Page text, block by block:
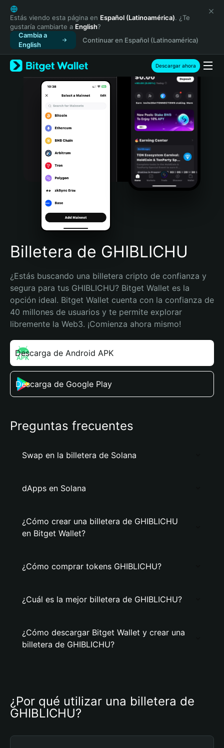
English
日本語
Tiếng Việt
Русский
Español (Latinoamérica)
Türkçe
Italiano
Português (Portugal)
Bahasa Indonesia
Português (Brasil)
Español (Argentina)
Estás viendo esta página en Español (Latinoamérica). ¿Te
gustaría cambiarte a English?
Cambia a
English
Continuar en Español (Latinoamérica)
Descargar ahora
Billetera de GHIBLICHU
¿Estás buscando una billetera cripto de confianza y
segura para tus GHIBLICHU? Bitget Wallet es la
opción ideal. Bitget Wallet cuenta con la confianza de
40 millones de usuarios y te permite explorar
libremente la Web3. ¡Comienza ahora mismo!
Descarga de Android APK
Descarga de Google Play
Preguntas frecuentes
Swap en la billetera de Solana
dApps en Solana
¿Cómo crear una billetera de GHIBLICHU
en Bitget Wallet?
¿Cómo comprar tokens GHIBLICHU?
¿Cuál es la mejor billetera de GHIBLICHU?
¿Cómo descargar Bitget Wallet y crear una
billetera de GHIBLICHU?
¿Por qué utilizar una billetera de
GHIBLICHU?